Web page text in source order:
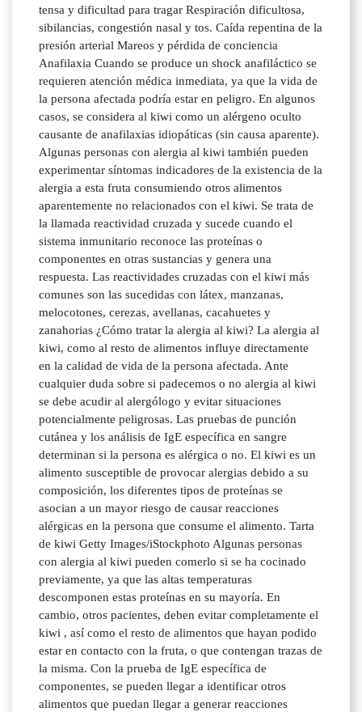
tensa y dificultad para tragar Respiración dificultosa,
sibilancias, congestión nasal y tos. Caída repentina de la
presión arterial Mareos y pérdida de conciencia
Anafilaxia Cuando se produce un shock anafiláctico se
requieren atención médica inmediata, ya que la vida de
la persona afectada podría estar en peligro. En algunos
casos, se considera al kiwi como un alérgeno oculto
causante de anafilaxias idiopáticas (sin causa aparente).
Algunas personas con alergia al kiwi también pueden
experimentar síntomas indicadores de la existencia de la
alergia a esta fruta consumiendo otros alimentos
aparentemente no relacionados con el kiwi. Se trata de
la llamada reactividad cruzada y sucede cuando el
sistema inmunitario reconoce las proteínas o
componentes en otras sustancias y genera una
respuesta. Las reactividades cruzadas con el kiwi más
comunes son las sucedidas con látex, manzanas,
melocotones, cerezas, avellanas, cacahuetes y
zanahorias ¿Cómo tratar la alergia al kiwi? La alergia al
kiwi, como al resto de alimentos influye directamente
en la calidad de vida de la persona afectada. Ante
cualquier duda sobre si padecemos o no alergia al kiwi
se debe acudir al alergólogo y evitar situaciones
potencialmente peligrosas. Las pruebas de punción
cutánea y los análisis de IgE específica en sangre
determinan si la persona es alérgica o no. El kiwi es un
alimento susceptible de provocar alergias debido a su
composición, los diferentes tipos de proteínas se
asocian a un mayor riesgo de causar reacciones
alérgicas en la persona que consume el alimento. Tarta
de kiwi Getty Images/iStockphoto Algunas personas
con alergia al kiwi pueden comerlo si se ha cocinado
previamente, ya que las altas temperaturas
descomponen estas proteínas en su mayoría. En
cambio, otros pacientes, deben evitar completamente el
kiwi , así como el resto de alimentos que hayan podido
estar en contacto con la fruta, o que contengan trazas de
la misma. Con la prueba de IgE específica de
componentes, se pueden llegar a identificar otros
alimentos que puedan llegar a generar reacciones